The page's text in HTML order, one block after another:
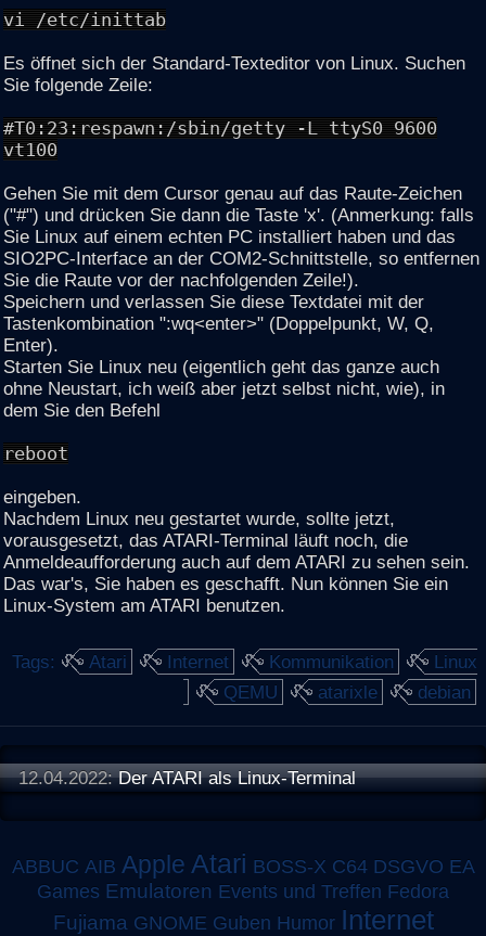
vi /etc/inittab
Es öffnet sich der Standard-Texteditor von Linux. Suchen
Sie folgende Zeile:
#T0:23:respawn:/sbin/getty -L ttyS0 9600
vt100
Gehen Sie mit dem Cursor genau auf das Raute-Zeichen
("#") und drücken Sie dann die Taste 'x'. (Anmerkung: falls
Sie Linux auf einem echten PC installiert haben und das
SIO2PC-Interface an der COM2-Schnittstelle, so entfernen
Sie die Raute vor der nachfolgenden Zeile!).
Speichern und verlassen Sie diese Textdatei mit der
Tastenkombination ":wq<enter>" (Doppelpunkt, W, Q,
Enter).
Starten Sie Linux neu (eigentlich geht das ganze auch
ohne Neustart, ich weiß aber jetzt selbst nicht, wie), in
dem Sie den Befehl
reboot
eingeben.
Nachdem Linux neu gestartet wurde, sollte jetzt,
vorausgesetzt, das ATARI-Terminal läuft noch, die
Anmeldeaufforderung auch auf dem ATARI zu sehen sein.
Das war's, Sie haben es geschafft. Nun können Sie ein
Linux-System am ATARI benutzen.
Tags: Atari Internet Kommunikation
Linux
QEMU
atarixle debian
12.04.2022:Der ATARI als Linux-Terminal
ABBUC AIB Apple Atari BOSS-X C64 DSGVO EA
Games Emulatoren Events und Treffen Fedora
Fujiama GNOME Guben Humor Internet